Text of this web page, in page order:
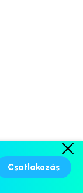
Csatlakozás